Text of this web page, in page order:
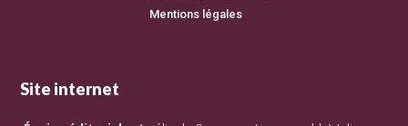
Mentions légales
Site internet